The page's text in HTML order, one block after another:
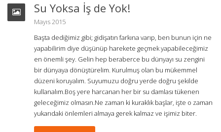
Su Yoksa İş de Yok!
Mayıs 2015
Başta dediğimiz gibi; gidişatın farkına varıp, ben bunun için ne
yapabilirim diye düşünüp harekete geçmek yapabileceğimiz
en önemli şey. Gelin hep beraberce bu dünyayı su zengini
bir dünyaya dönüştürelim. Kurulmuş olan bu mükemmel
düzeni koruyalım. Suyumuzu doğru yerde doğru şekilde
kullanalım.Boş yere harcanan her bir su damlası tükenen
geleceğimiz olmasın.Ne zaman ki kuraklık başlar, işte o zaman
yukarıdaki önlemleri almaya gerek kalmaz ve işimiz biter.